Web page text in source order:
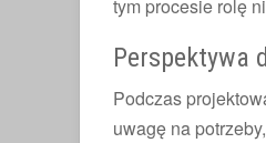
tym procesie rolę
Perspektywa
Podczas
uwagę na